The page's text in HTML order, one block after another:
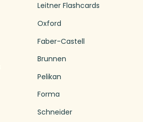
Leitner Flashcards
Oxford
Faber-Castell
Brunnen
Pelikan
Forma
Schneider